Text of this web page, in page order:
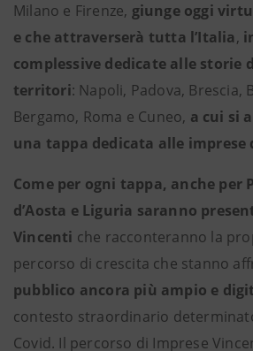
Milano e Firenze, giunge oggi
e che attraverserà tutta l’Italia,
complessive dedicate alle storie
territori: Napoli, Padova, Brescia,
Bergamo, Roma e Cuneo, a cui si
una tappa dedicata alle imprese
Come per ogni tappa, anche per
d’Aosta e Liguria saranno
Vincenti che racconteranno la
percorso di crescita che stanno
pubblico ancora più ampio e
contesto straordinario
Covid. Il percorso di Imprese